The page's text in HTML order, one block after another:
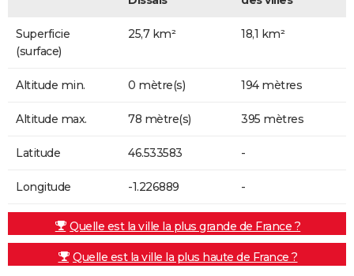
Superficie
(surface)
25,7 km² 18,1 km²
Altitude min. 0 mètre(s) 194 mètres
Altitude max. 78 mètre(s) 395 mètres
Latitude 46.533583 -
Longitude -1.226889 -
Quelle est la ville la plus grande de France ?
Quelle est la ville la plus haute de France ?